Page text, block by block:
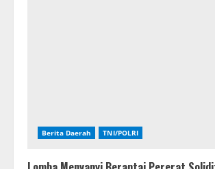
Berita Daerah TNI/POLRI